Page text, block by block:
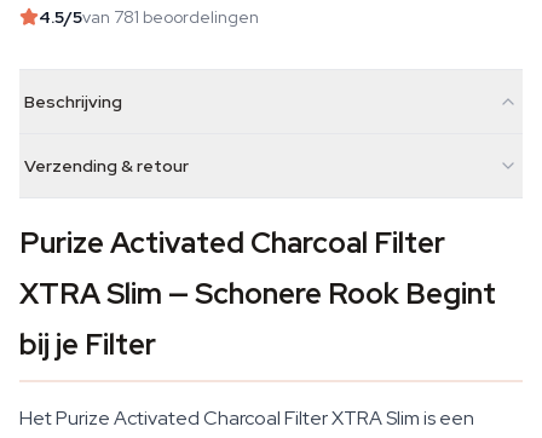
4.5/5van 781 beoordelingen
Beschrijving
Verzending & retour
Purize Activated Charcoal Filter
XTRA Slim — Schonere Rook Begint
bij je Filter
Het Purize Activated Charcoal Filter XTRA Slim is een